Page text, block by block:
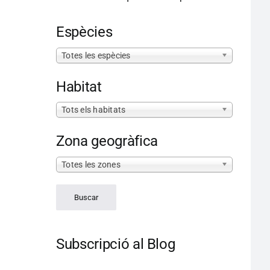
Espècies
Totes les espècies
Habitat
Tots els habitats
Zona geogràfica
Totes les zones
Subscripció al Blog